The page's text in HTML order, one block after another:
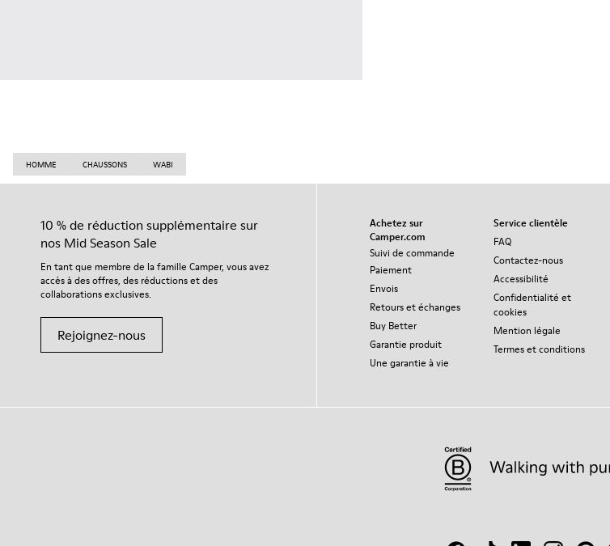
HOMME CHAUSSONS WABI
10 % de réduction supplémentaire sur
nos Mid Season Sale
En tant que membre de la famille Camper, vous avez
accès à des offres, des réductions et des
collaborations exclusives.
Rejoignez-nous
Achetez sur
Camper.com
Suivi de commande
Paiement
Envois
Retours et échanges
Buy Better
Garantie produit
Une garantie à vie
Service clientèle
FAQ
Contactez-nous
Accessibilité
Confidentialité et
cookies
Mention légale
Termes et conditions